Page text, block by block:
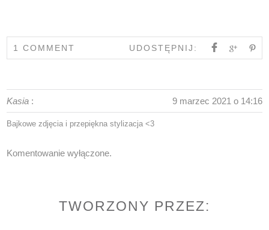
1 COMMENT UDOSTĘPNIJ:
Kasia : 9 marzec 2021 o 14:16
Bajkowe zdjęcia i przepiękna stylizacja <3
Komentowanie wyłączone.
TWORZONY PRZEZ: